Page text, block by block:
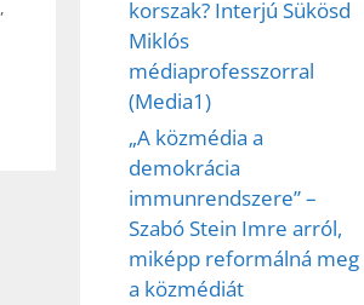
,
korszak? Interjú Sükösd
Miklós
médiaprofesszorral
(Media1)
„A közmédia a
demokrácia
immunrendszere” –
Szabó Stein Imre arról,
miképp reformálná meg
a közmédiát